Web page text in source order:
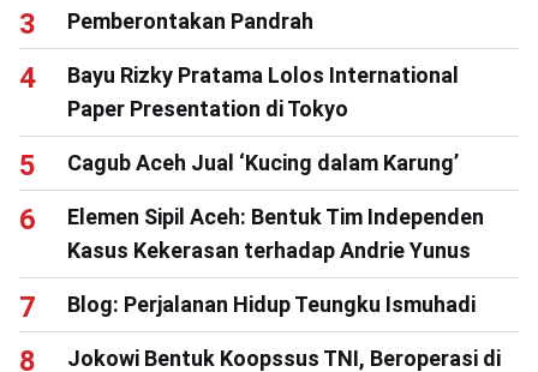
Pemberontakan Pandrah
Bayu Rizky Pratama Lolos International
Paper Presentation di Tokyo
Cagub Aceh Jual ‘Kucing dalam Karung’
Elemen Sipil Aceh: Bentuk Tim Independen
Kasus Kekerasan terhadap Andrie Yunus
Blog: Perjalanan Hidup Teungku Ismuhadi
Jokowi Bentuk Koopssus TNI, Beroperasi di